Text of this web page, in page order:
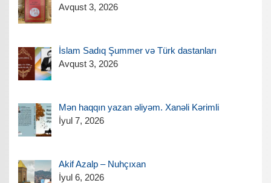
Avqust 3, 2026
İslam Sadıq Şummer və Türk dastanları
Avqust 3, 2026
Mən haqqın yazan əliyəm. Xanəli Kərimli
İyul 7, 2026
Akif Azalp – Nuhçıxan
İyul 6, 2026